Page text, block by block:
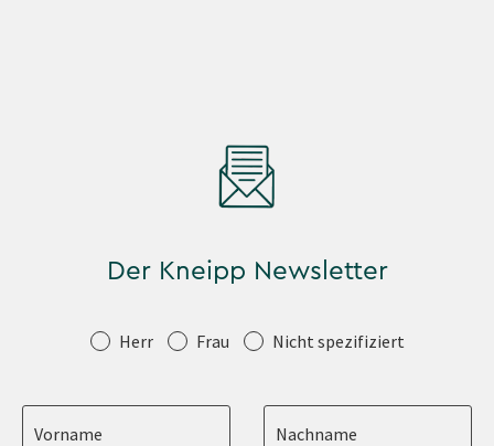
Der Kneipp Newsletter
Anrede Herr Frau Nicht spezifiziert
Vorname Nachname